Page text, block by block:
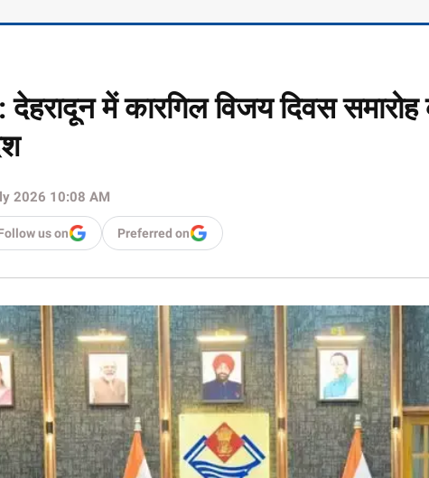
में कारगिल विजय दिवस समारोह
2026 10:08 AM
us on Preferred on